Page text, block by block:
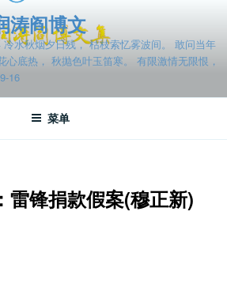
涛阎博文
冷水秋烟夕日残， 枯枝索忆雾波间。 敢问当年
心底热， 秋抛色叶玉笛寒。 有限激情无限恨，
16
菜单
雷锋捐款假案(穆正新)